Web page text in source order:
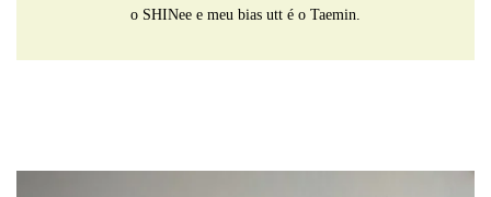
o SHINee e meu bias utt é o Taemin.